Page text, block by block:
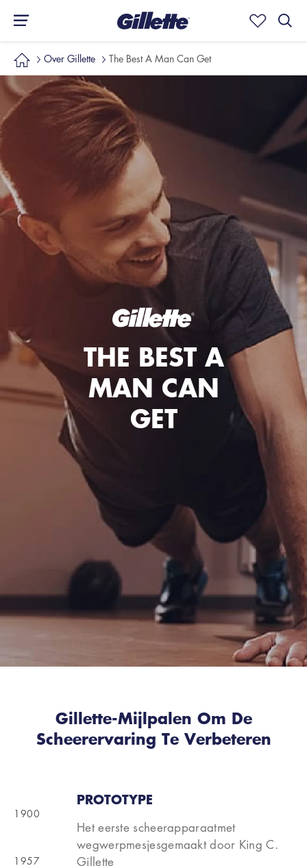
Over Gillette The Best A Man Can Get
THE BEST A
MAN CAN
GET
Gillette-Mijlpalen Om De
Scheerervaring Te Verbeteren
1900
1957
PROTOTYPE
Het eerste scheerapparaatmet
wegwerpmesjesgemaakt door King C.
Gillette